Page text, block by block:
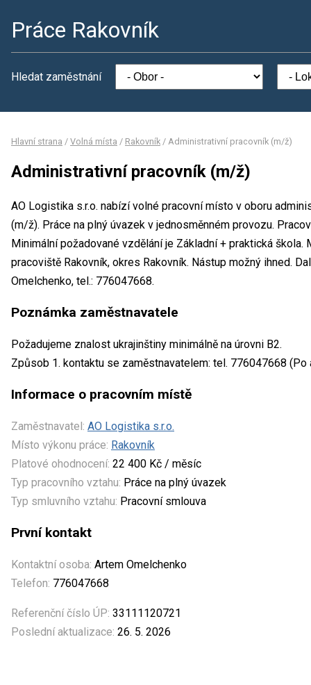
Práce Rakovník
Hledat zaměstnání
Hlavní strana / Volná místa / Rakovník / Administrativní pracovník (m/ž)
Administrativní pracovník (m/ž)
AO Logistika s.r.o. nabízí volné pracovní místo v oboru
(m/ž). Práce na plný úvazek v jednosměnném provozu.
Minimální požadované vzdělání je Základní + praktická
pracoviště Rakovník, okres Rakovník. Nástup možný ihned.
Omelchenko, tel.: 776047668.
Poznámka zaměstnavatele
Požadujeme znalost ukrajinštiny minimálně na úrovni B2.
Způsob 1. kontaktu se zaměstnavatelem: tel. 776047668 (Po
Informace o pracovním místě
Zaměstnavatel: AO Logistika s.r.o.
Místo výkonu práce: Rakovník
Platové ohodnocení: 22 400 Kč / měsíc
Typ pracovního vztahu: Práce na plný úvazek
Typ smluvního vztahu: Pracovní smlouva
První kontakt
Kontaktní osoba: Artem Omelchenko
Telefon: 776047668
Referenční číslo ÚP: 33111120721
Poslední aktualizace: 26. 5. 2026